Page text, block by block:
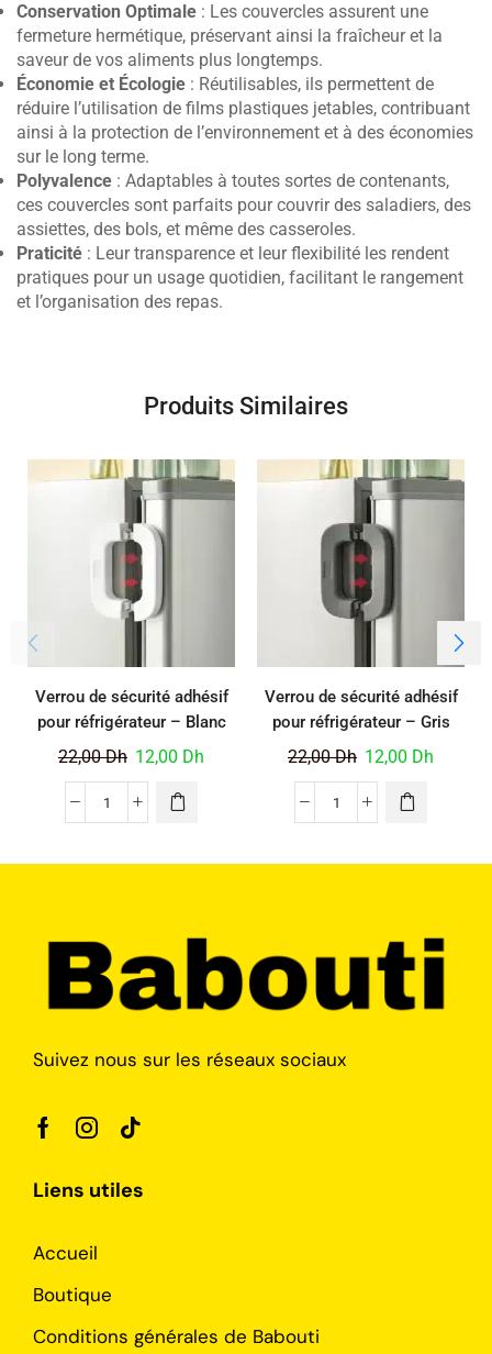
Conservation Optimale : Les couvercles assurent une
fermeture hermétique, préservant ainsi la fraîcheur et la
saveur de vos aliments plus longtemps.
Économie et Écologie : Réutilisables, ils permettent de
réduire l’utilisation de films plastiques jetables, contribuant
ainsi à la protection de l’environnement et à des économies
sur le long terme.
Polyvalence : Adaptables à toutes sortes de contenants,
ces couvercles sont parfaits pour couvrir des saladiers, des
assiettes, des bols, et même des casseroles.
Praticité : Leur transparence et leur flexibilité les rendent
pratiques pour un usage quotidien, facilitant le rangement
et l’organisation des repas.
Produits Similaires
Verrou de sécurité adhésif
pour réfrigérateur – Blanc
22,00Dh 12,00 Dh
Verrou de sécurité adhésif
pour réfrigérateur – Gris
22,00Dh 12,00 Dh
Suivez nous sur les réseaux sociaux
Liens utiles
Accueil
Boutique
Conditions générales de Babouti